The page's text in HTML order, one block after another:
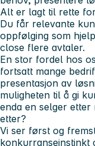
Alt er lagt til rette
Du får relevante
oppfølging som
close flere avtaler.
En stor fordel hos
fortsatt mange
presentasjon av
muligheten til å gi
enda en selger etter
etter?
Vi ser først og
konkurranseinstinkt